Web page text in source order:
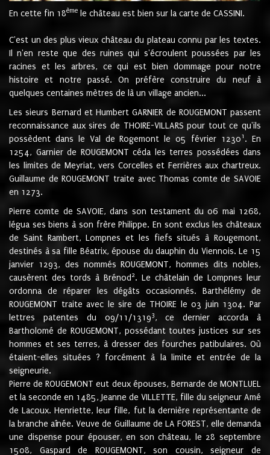
En cette fin 18ème le château est bien sur la carte de CASSINI.
C'est un des plus vieux château du plateau connu par les textes.
Il n'en reste que des ruines qui s'écroulent poussées par les
racines et les arbres, ce qui est bien dommage pour notre
histoire et notre passé. On préfère construire du neuf à
quelques centaines mètres de là un village ancien...
Les sieurs Bernard et Humbert GARNIER de ROUGEMONT passent
reconnaissance aux sires de THOIRE-VILLARS pour tout ce qu'ils
possèdent dans le Val de Rogemont le 05 février 12301 . En
1254, Garnier de ROUGEMONT céda les terres possédées dans
les limites de Meyriat, vers Corcelles et Ferrières aux chartreux.
Guillaume de ROUGEMONT traite avec Thomas comte de SAVOIE
en 1273.
Pierre comte de SAVOIE, dans son testament du 06 mai 1268,
légua ses biens à son frère Philippe. En sont exclus les châteaux
de Saint Rambert, Lompnes et les fiefs situés à Rougemont,
destinés à sa fille Béatrix, épouse du dauphin du Viennois. Le 15
janvier 1293, des nommés ROUGEMONT, hommes dits nobles,
causèrent des tords à Brénod 2. Le châtelain de Lompnes leur
ordonna de réparer les dégâts occasionnés. Barthélémy de
ROUGEMONT traite avec le sire de THOIRE le 03 juin 1304. Par
lettres patentes du 09/11/13193, ce dernier accorda à
Bartholomé de ROUGEMONT, possédant toutes justices sur ses
hommes et ses terres, à dresser des fourches patibulaires. Où
étaient-elles situées ? forcément à la limite et entrée de la
seigneurie.
Pierre de ROUGEMONT eut deux épouses, Bernarde de MONTLUEL
et la seconde en 1485, Jeanne de VILLETTE, fille du seigneur Amé
de Lacoux. Henriette, leur fille, fut la dernière représentante de
la branche aînée. Veuve de Guillaume de LA FOREST, elle demanda
une dispense pour épouser, en son château, le 28 septembre
1508, Gaspard de ROUGEMONT, son cousin, seigneur de